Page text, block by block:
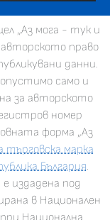
„Аз мога - тук и
право
данни.
само и
за авторското
номер
форма „Аз
търговска марка
България.
издадена под
в Национален